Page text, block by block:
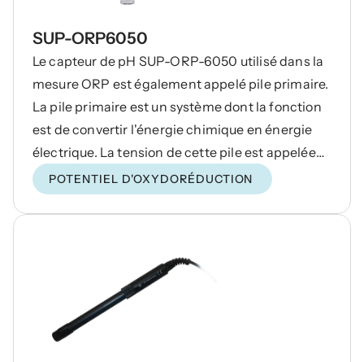
SUP-ORP6050
Le capteur de pH SUP-ORP-6050 utilisé dans la
mesure ORP est également appelé pile primaire.
La pile primaire est un système dont la fonction
est de convertir l'énergie chimique en énergie
électrique. La tension de cette pile est appelée
force électromotrice (FEM). Cette force
électromotrice (FEM) se compose de deux
POTENTIEL D'OXYDORÉDUCTION